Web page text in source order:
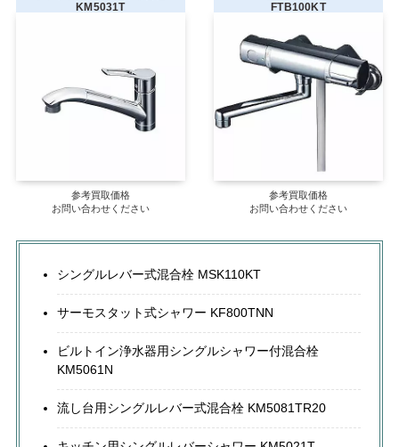
KM5031T
参考買取価格
お問い合わせください
FTB100KT
参考買取価格
お問い合わせください
シングルレバー式混合栓 MSK110KT
サーモスタット式シャワー KF800TNN
ビルトイン浄水器用シングルシャワー付混合栓
KM5061N
流し台用シングルレバー式混合栓 KM5081TR20